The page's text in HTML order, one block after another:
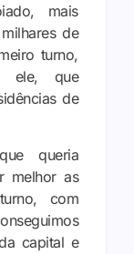
mais
de
turno,
ele, que
de
queria
melhor as
com
capital e